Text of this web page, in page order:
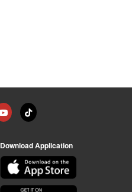
Download Application